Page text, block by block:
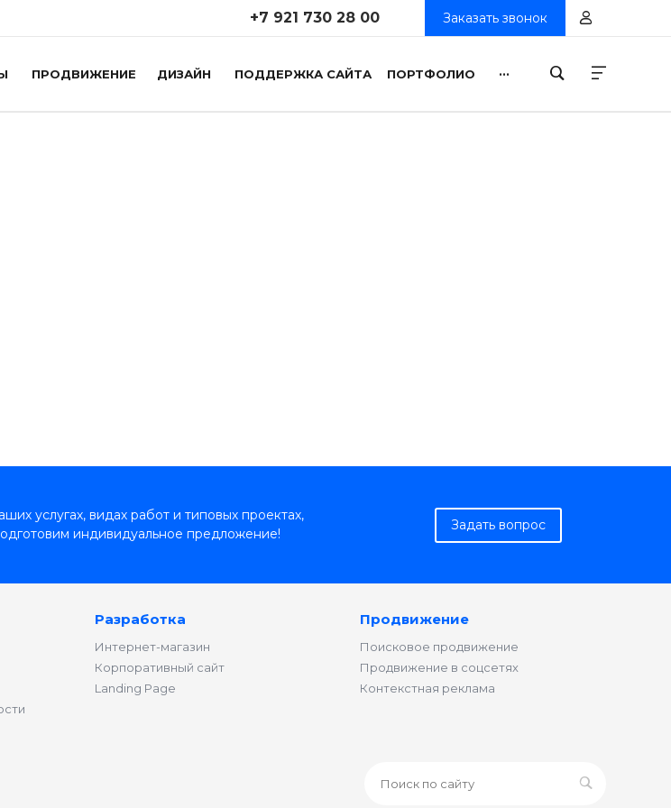
+7 921 730 28 00 Заказать звонок
ПРОДВИЖЕНИЕ ДИЗАЙН ПОДДЕРЖКА САЙТА ПОРТФОЛИО ...
услугах, видах работ и типовых проектах,
индивидуальное предложение!
Задать вопрос
Разработка
Интернет-магазин
Корпоративный сайт
Landing Page
Продвижение
Поисковое продвижение
Продвижение в соцсетях
Контекстная реклама